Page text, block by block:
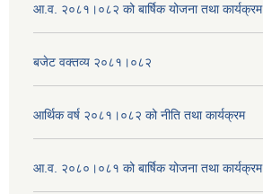
आ.व. २०८१।०८२ को बार्षिक योजना तथा कार्यक्रम
बजेट वक्तव्य २०८१।०८२
आर्थिक वर्ष २०८१।०८२ को नीति तथा कार्यक्रम
आ.व. २०८०।०८१ को बार्षिक योजना तथा कार्यक्रम